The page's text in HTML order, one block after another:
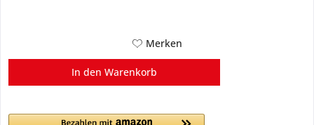
Merken
In den Warenkorb